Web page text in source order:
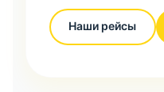
Наши рейсы